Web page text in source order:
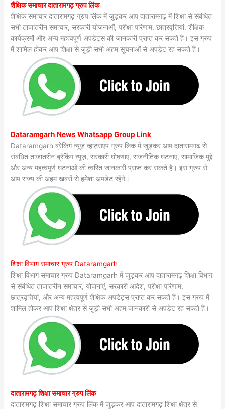
शैक्षिक समाचार दातारामगढ़ ग्रुप लिंक
शैक्षिक समाचार दातारामगढ़ ग्रुप लिंक में जुड़कर आप दातारामगढ़ में शिक्षा से संबंधित
सभी ताजातरीन समाचार, सरकारी योजनाओं, परीक्षा परिणाम, छात्रवृत्तियां, शैक्षिक
कार्यक्रमों और अन्य महत्वपूर्ण अपडेट्स की जानकारी प्राप्त कर सकते हैं। इस ग्रुप
में शामिल होकर आप शिक्षा से जुड़ी सभी अहम सूचनाओं से अपडेट रह सकते हैं।
Dataramgarh News Whatsapp Group Link
Dataramgarh ब्रेकिंग न्यूज़ व्हाट्सएप ग्रुप लिंक में जुड़कर आप दातारामगढ़ से
संबंधित ताजातरीन ब्रेकिंग न्यूज़, सरकारी घोषणाएं, राजनीतिक घटनाएं, सामाजिक मुद्दे
और अन्य महत्वपूर्ण घटनाओं की त्वरित जानकारी प्राप्त कर सकते हैं। इस ग्रुप से
आप राज्य की अहम खबरों से हमेशा अपडेट रहेंगे।
शिक्षा विभाग समाचार ग्रुप Dataramgarh
शिक्षा विभाग समाचार ग्रुप Dataramgarh में जुड़कर आप दातारामगढ़ शिक्षा विभाग
से संबंधित ताजातरीन समाचार, योजनाएं, सरकारी आदेश, परीक्षा परिणाम,
छात्रवृत्तियां, और अन्य महत्वपूर्ण शैक्षिक अपडेट्स प्राप्त कर सकते हैं। इस ग्रुप में
शामिल होकर आप शिक्षा क्षेत्र से जुड़ी सभी अहम जानकारी से अपडेट रह सकते हैं।
दातारामगढ़ शिक्षा समाचार ग्रुप लिंक
दातारामगढ़ शिक्षा समाचार ग्रुप लिंक में जुड़कर आप दातारामगढ़ शिक्षा क्षेत्र से